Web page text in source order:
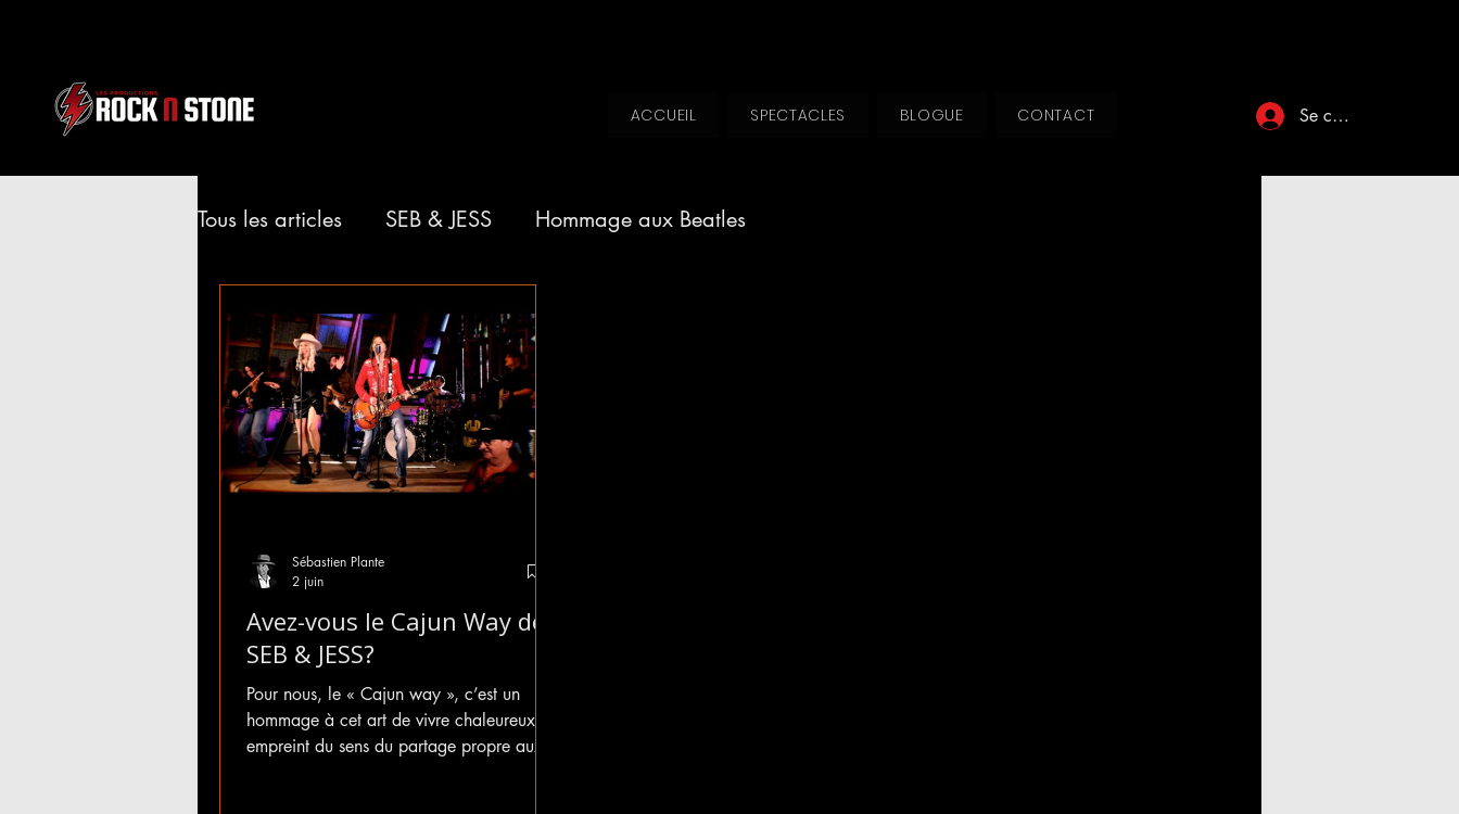
ACCUEIL SPECTACLES BLOGUE CONTACT Se connecter
Tous les articles SEB & JESS Hommage aux Beatles
Avez-vous le Cajun Way de
SEB & JESS?
Pour nous, le « Cajun way », c’est un
hommage à cet art de vivre chaleureux,
empreint du sens du partage propre aux
Sébastien Plante
2 juin